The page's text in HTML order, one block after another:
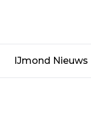
IJmond Nieuws